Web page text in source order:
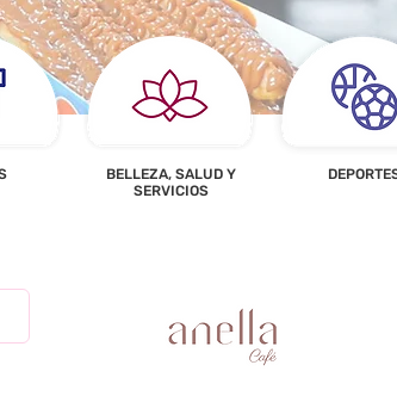
BELLEZA, SALUD Y
SERVICIOS